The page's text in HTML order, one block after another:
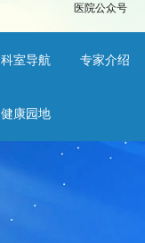
医院公众号
科室导航 专家介绍
健康园地